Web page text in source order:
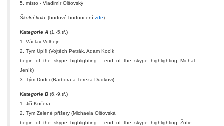
5. místo - Vladimír Olšovský
Školní kolo (bodové hodnocení zde)
Kategorie A (1.-5.tř.)
1. Václav Volhejn
2. Tým Upíři (Vojtěch Petrák, Adam Kocík
begin_of_the_skype_highlighting
end_of_the_skype_highlighting , Michal
Jeník)
3. Tým Dudci (Barbora a Tereza Dudkovi)
Kategorie B (6.-9.tř.)
1. Jiří Kučera
2. Tým Zelené příšery (Michaela Olšovská
begin_of_the_skype_highlighting
end_of_the_skype_highlighting , Žofie